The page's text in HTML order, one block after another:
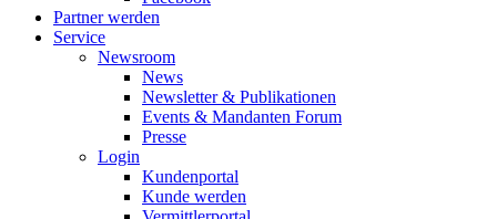
Partner werden
Service
Newsroom
News
Newsletter & Publikationen
Events & Mandanten Forum
Presse
Login
Kundenportal
Kunde werden